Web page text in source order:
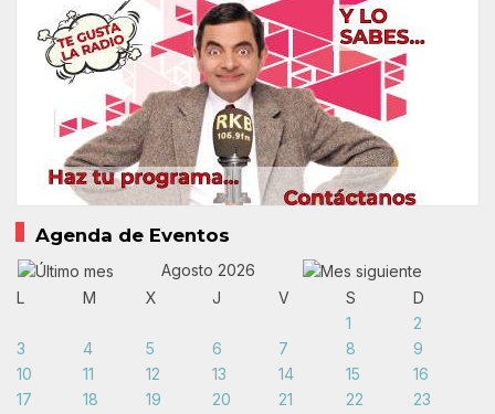
Agenda de Eventos
Agosto 2026
L
M X J V S
D
1
2
3
4 5 6 7 8
9
10
11 12 13 14 15
16
17
18 19 20 21 22
23